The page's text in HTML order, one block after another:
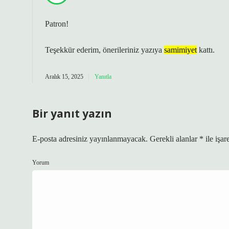
Patron!
Teşekkür ederim, önerileriniz yazıya samimiyet kattı.
Aralık 15, 2025 Yanıtla
Bir yanıt yazın
E-posta adresiniz yayınlanmayacak. Gerekli alanlar * ile
Yorum